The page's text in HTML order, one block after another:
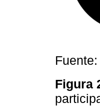
Figura